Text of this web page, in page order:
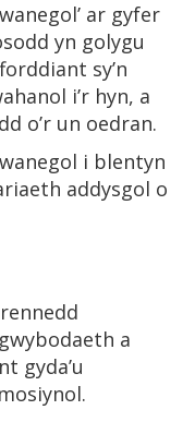
ar gyfer
yn golygu
sy’n
i’r hyn, a
o’r un oedran.
i blentyn
addysgol o
a
gyda’u